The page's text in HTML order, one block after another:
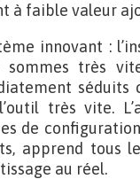
à faible valeur
innovant :
très
très vite.
de
apprend tous
au réel.